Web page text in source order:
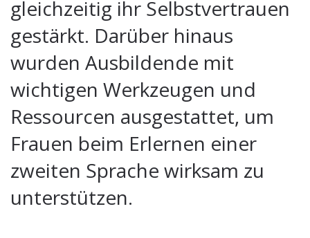
gleichzeitig ihr Selbstvertrauen
gestärkt. Darüber hinaus
wurden Ausbildende mit
wichtigen Werkzeugen und
Ressourcen ausgestattet, um
Frauen beim Erlernen einer
zweiten Sprache wirksam zu
unterstützen.